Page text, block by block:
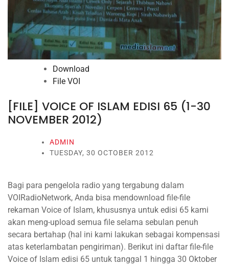
Download
File VOI
[FILE] VOICE OF ISLAM EDISI 65 (1-30
NOVEMBER 2012)
ADMIN
TUESDAY, 30 OCTOBER 2012
Bagi para pengelola radio yang tergabung dalam
VOIRadioNetwork, Anda bisa mendownload file-file
rekaman Voice of Islam, khususnya untuk edisi 65 kami
akan meng-upload semua file selama sebulan penuh
secara bertahap (hal ini kami lakukan sebagai kompensasi
atas keterlambatan pengiriman). Berikut ini daftar file-file
Voice of Islam edisi 65 untuk tanggal 1 hingga 30 Oktober